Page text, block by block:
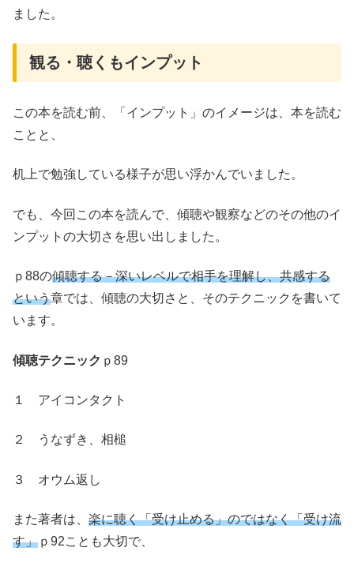
ました。
観る・聴くもインプット
この本を読む前、「インプット」のイメージは、本を読む
ことと、
机上で勉強している様子が思い浮かんでいました。
でも、今回この本を読んで、傾聴や観察などのその他のイ
ンプットの大切さを思い出しました。
ｐ88の傾聴する－深いレベルで相手を理解し、共感する
という章では、傾聴の大切さと、そのテクニックを書いて
います。
傾聴テクニック ｐ89
１ アイコンタクト
２ うなずき、相槌
３ オウム返し
また著者は、 楽に聴く「受け止める」のではなく「受け流
す」 ｐ92ことも大切で、